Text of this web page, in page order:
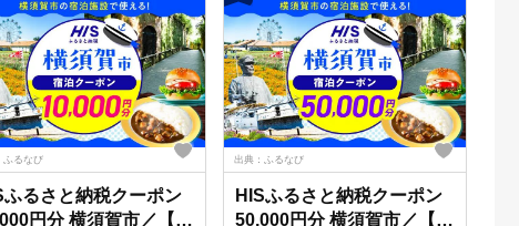
ふるなび
ふるさと納税クーポン
円分 横須賀市／【株
出典：ふるなび
HISふるさと納税クーポン
50,000円分 横須賀市／【株